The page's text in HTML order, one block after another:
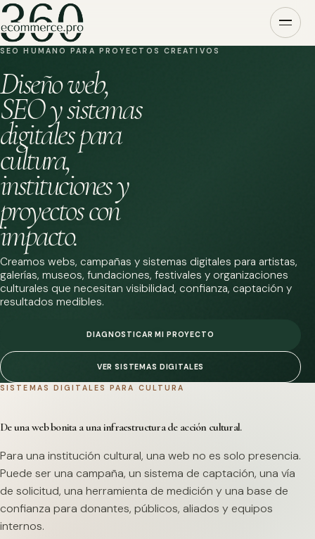
SEO HUMANO PARA PROYECTOS CREATIVOS
Diseño web,
SEO y sistemas
digitales para
cultura,
instituciones y
proyectos con
impacto.
Creamos webs, campañas y sistemas digitales para artistas,
galerías, museos, fundaciones, festivales y organizaciones
culturales que necesitan visibilidad, confianza, captación y
resultados medibles.
DIAGNOSTICAR MI PROYECTO
VER SISTEMAS DIGITALES
SISTEMAS DIGITALES PARA CULTURA
De una web bonita a una infraestructura de acción cultural.
Para una institución cultural, una web no es solo presencia.
Puede ser una campaña, un sistema de captación, una vía
de solicitud, una herramienta de medición y una base de
confianza para donantes, públicos, aliados y equipos
internos.